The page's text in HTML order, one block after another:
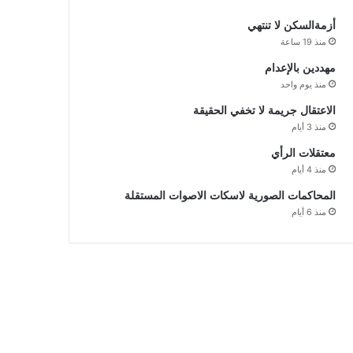
أزمةالسكن لا تنتهي
منذ 19 ساعة
مهددين بالإعدام
منذ يوم واحد
الاعتقال جريمة لا تخفي الحقيقة
منذ 3 أيام
معتقلات الرأي
منذ 4 أيام
المحاكمات الصورية لاسكات الاصوات المستقلة
منذ 6 أيام